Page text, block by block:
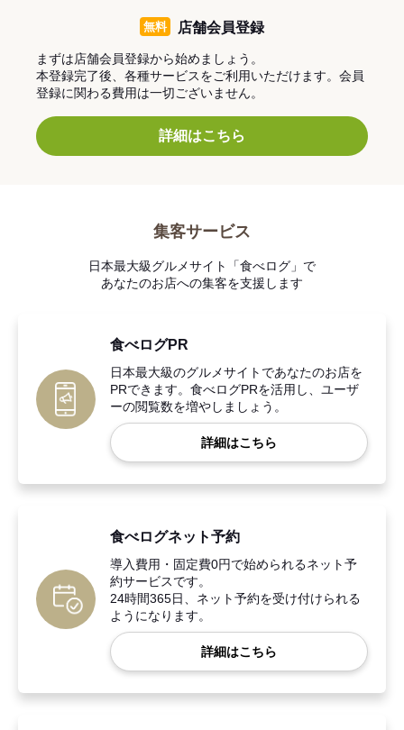
無料 店舗会員登録
まずは店舗会員登録から始めましょう。
本登録完了後、各種サービスをご利用いただけます。会員
登録に関わる費用は一切ございません。
詳細はこちら
集客サービス
日本最大級グルメサイト「食べログ」で
あなたのお店への集客を支援します
食べログPR
日本最大級のグルメサイトであなたのお店を
PRできます。食べログPRを活用し、ユーザ
ーの閲覧数を増やしましょう。
詳細はこちら
食べログネット予約
導入費用・固定費0円で始められるネット予
約サービスです。
24時間365日、ネット予約を受け付けられる
ようになります。
詳細はこちら